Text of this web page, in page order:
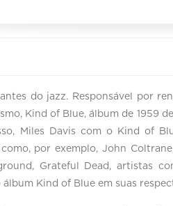
do jazz. Responsável por
Kind of Blue, álbum de 1959
Miles Davis com o Kind of
por exemplo, John
Grateful Dead, artistas
Kind of Blue em suas